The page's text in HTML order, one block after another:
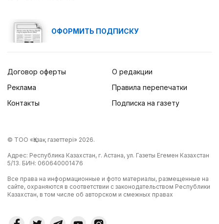
ОФОРМИТЬ ПОДПИСКУ
Договор оферты
Реклама
Контакты
О редакции
Правила перепечатки
Подписка на газету
© ТОО «Қазақ газеттері» 2026.
Адрес: Республика Казахстан, г. Астана, ул. Газеты Егемен Казахстан
5/13. БИН: 060640001476
Все права на информационные и фото материалы, размещенные на
сайте, охраняются в соответствии с законодательством Республики
Казахстан, в том числе об авторском и смежных правах